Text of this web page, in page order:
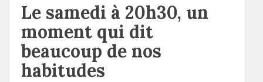
Le samedi à 20h30, un
moment qui dit
beaucoup de nos
habitudes